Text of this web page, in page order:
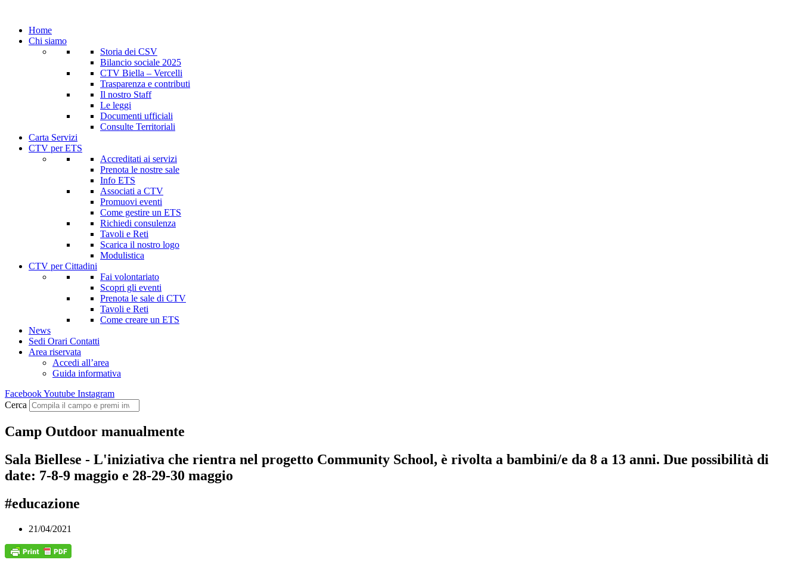
Home
Chi siamo
Storia dei CSV
Bilancio sociale 2025
CTV Biella – Vercelli
Trasparenza e contributi
Il nostro Staff
Le leggi
Documenti ufficiali
Consulte Territoriali
Carta Servizi
CTV per ETS
Accreditati ai servizi
Prenota le nostre sale
Info ETS
Associati a CTV
Promuovi eventi
Come gestire un ETS
Richiedi consulenza
Tavoli e Reti
Scarica il nostro logo
Modulistica
CTV per Cittadini
Fai volontariato
Scopri gli eventi
Prenota le sale di CTV
Tavoli e Reti
Come creare un ETS
News
Sedi Orari Contatti
Area riservata
Accedi all’area
Guida informativa
FacebookYoutube Instagram
Cerca
Camp Outdoor manualmente
Sala Biellese - L'iniziativa che rientra nel progetto Community School, è rivolta a bambini/e da 8 a 13 anni. Due possibilità di
date: 7-8-9 maggio e 28-29-30 maggio
#educazione
21/04/2021